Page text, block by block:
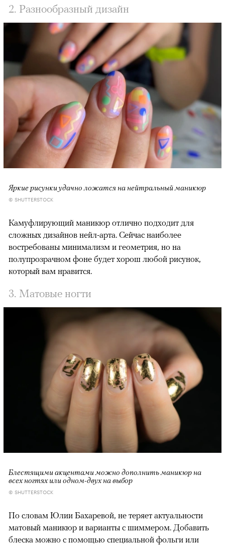
2. Разнообразный дизайн
Яркие рисунки удачно ложатся на нейтральный маникюр
© SHUTTERSTOCK
Камуфлирующий маникюр отлично подходит для
сложных дизайнов нейл-арта. Сейчас наиболее
востребованы минимализм и геометрия, но на
полупрозрачном фоне будет хорош любой рисунок,
который вам нравится.
3. Матовые ногти
Блестящими акцентами можно дополнить маникюр на
всех ногтях или одном-двух на выбор
© SHUTTERSTOCK
По словам Юлии Бахаревой, не теряет актуальности
матовый маникюр и варианты с шиммером. Добавить
блеска можно с помощью специальной фольги или